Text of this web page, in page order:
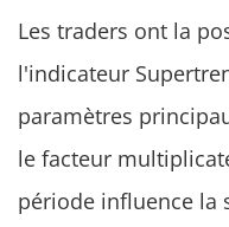
Les traders ont la
l'indicateur
paramètres
le facteur
période influence la